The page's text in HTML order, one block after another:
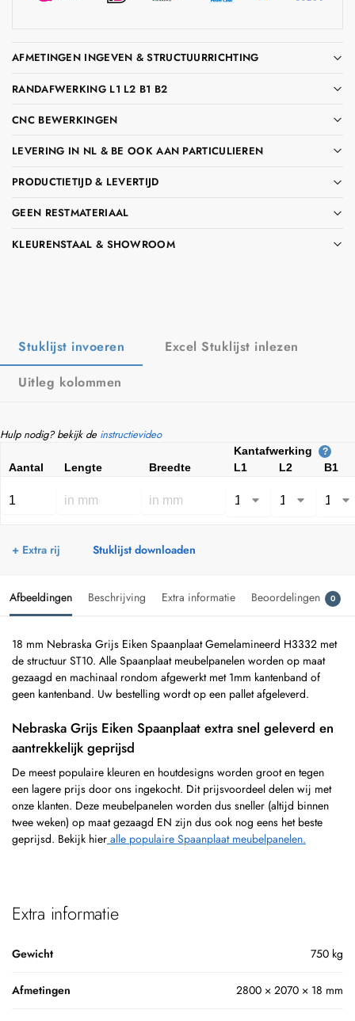
AFMETINGEN INGEVEN & STRUCTUURRICHTING
RANDAFWERKING L1 L2 B1 B2
CNC BEWERKINGEN
LEVERING IN NL & BE OOK AAN PARTICULIEREN
PRODUCTIETIJD & LEVERTIJD
GEEN RESTMATERIAAL
KLEURENSTAAL & SHOWROOM
Stuklijst invoeren
Excel Stuklijst inlezen
Uitleg kolommen
Hulp nodig? bekijk de instructievideo
Kantafwerking ?
Aantal Lengte Breedte L1 L2 B1
+ Extra rij Stuklijst downloaden
Afbeeldingen Beschrijving Extra informatie Beoordelingen 0
18 mm Nebraska Grijs Eiken Spaanplaat Gemelamineerd H3332 met
de structuur ST10. Alle Spaanplaat meubelpanelen worden op maat
gezaagd en machinaal rondom afgewerkt met 1mm kantenband of
geen kantenband. Uw bestelling wordt op een pallet afgeleverd.
Nebraska Grijs Eiken Spaanplaat extra snel geleverd en
aantrekkelijk geprijsd
De meest populaire kleuren en houtdesigns worden groot en tegen
een lagere prijs door ons ingekocht. Dit prijsvoordeel delen wij met
onze klanten. Deze meubelpanelen worden dus sneller (altijd binnen
twee weken) op maat gezaagd EN zijn dus ook nog eens het beste
geprijsd. Bekijk hier alle populaire Spaanplaat meubelpanelen.
Extra informatie
Gewicht 750 kg
Afmetingen 2800 × 2070 × 18 mm